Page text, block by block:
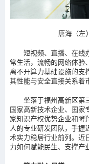
唐海（左
短视频、直播、在线
常生活，流畅的网络体验
离不开算力基础设施的支
其性能与安全直接关系着
坐落于福州高新区第
国家高新技术企业、国家
家知识产权优势企业和瞪
人的专业研发团队，手握
术实力稳居行业前列。近
力如何赋能民生、支撑产